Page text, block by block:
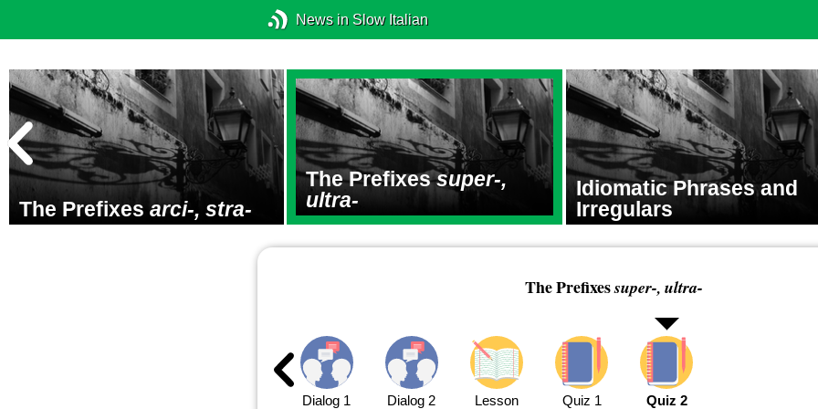
News in Slow Italian
The Prefixes arci-, stra-
The Prefixessuper-,
ultra-
Idiomatic Phrases and
Irregulars
The Prefixessuper-, ultra-
Dialog 1 Dialog 2 Lesson Quiz 1 Quiz 2